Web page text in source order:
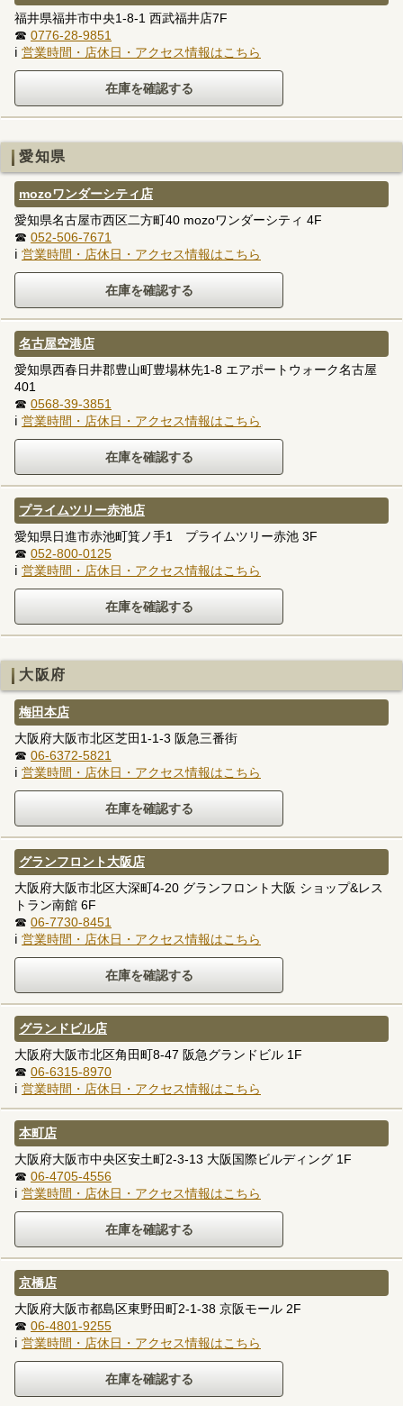
福井県福井市中央1-8-1 西武福井店7F
☎ 0776-28-9851
ℹ 営業時間・店休日・アクセス情報はこちら
愛知県
mozoワンダーシティ店
愛知県名古屋市西区二方町40 mozoワンダーシティ 4F
☎ 052-506-7671
ℹ 営業時間・店休日・アクセス情報はこちら
名古屋空港店
愛知県西春日井郡豊山町豊場林先1-8 エアポートウォーク名古屋
401
☎ 0568-39-3851
ℹ 営業時間・店休日・アクセス情報はこちら
プライムツリー赤池店
愛知県日進市赤池町箕ノ手1 プライムツリー赤池 3F
☎ 052-800-0125
ℹ 営業時間・店休日・アクセス情報はこちら
大阪府
梅田本店
大阪府大阪市北区芝田1-1-3 阪急三番街
☎ 06-6372-5821
ℹ 営業時間・店休日・アクセス情報はこちら
グランフロント大阪店
大阪府大阪市北区大深町4-20 グランフロント大阪 ショップ&レス
トラン南館 6F
☎ 06-7730-8451
ℹ 営業時間・店休日・アクセス情報はこちら
グランドビル店
大阪府大阪市北区角田町8-47 阪急グランドビル 1F
☎ 06-6315-8970
ℹ 営業時間・店休日・アクセス情報はこちら
本町店
大阪府大阪市中央区安土町2-3-13 大阪国際ビルディング 1F
☎ 06-4705-4556
ℹ 営業時間・店休日・アクセス情報はこちら
京橋店
大阪府大阪市都島区東野田町2-1-38 京阪モール 2F
☎ 06-4801-9255
ℹ 営業時間・店休日・アクセス情報はこちら